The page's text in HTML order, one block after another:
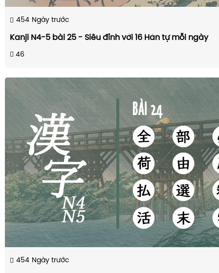
454 Ngày trước
Kanji N4-5 bài 25 - Siêu đỉnh với 16 Hán tự mỗi ngày
46
454 Ngày trước